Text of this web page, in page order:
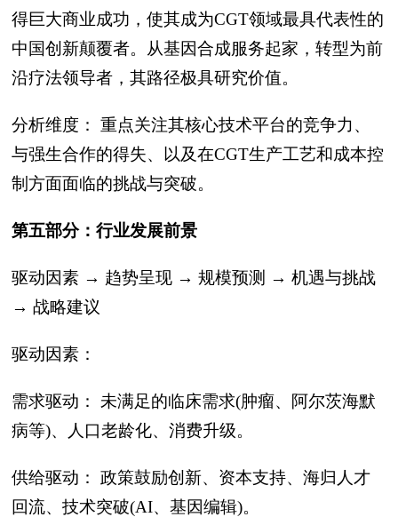
得巨大商业成功，使其成为CGT领域最具代表性的
中国创新颠覆者。从基因合成服务起家，转型为前
沿疗法领导者，其路径极具研究价值。
分析维度： 重点关注其核心技术平台的竞争力、
与强生合作的得失、以及在CGT生产工艺和成本控
制方面面临的挑战与突破。
第五部分：行业发展前景
驱动因素 → 趋势呈现 → 规模预测 → 机遇与挑战
→ 战略建议
驱动因素：
需求驱动： 未满足的临床需求(肿瘤、阿尔茨海默
病等)、人口老龄化、消费升级。
供给驱动： 政策鼓励创新、资本支持、海归人才
回流、技术突破(AI、基因编辑)。